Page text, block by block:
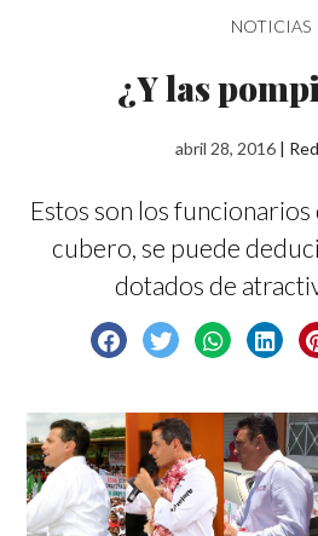
NOTICIAS
¿Y las
abril 28, 2016 |
Estos son los funcionarios
cubero, se puede
dotados de